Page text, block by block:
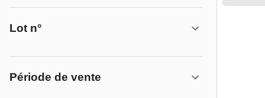
Lot n°
Période de vente